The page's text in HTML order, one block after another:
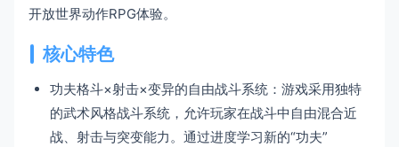
开放世界动作RPG体验。
核心特色
功夫格斗×射击×变异的自由战斗系统：游戏采用独特
的武术风格战斗系统，允许玩家在战斗中自由混合近
战、射击与突变能力。通过进度学习新的“功夫”